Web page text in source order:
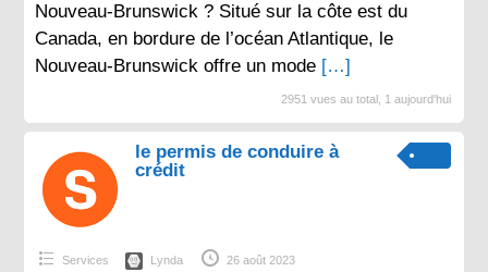
Nouveau-Brunswick ? Situé sur la côte est du
Canada, en bordure de l’océan Atlantique, le
Nouveau-Brunswick offre un mode […]
2951 vues au total, 1 aujourd'hui
le permis de conduire à
crédit
Services Lynda 26 août 2023